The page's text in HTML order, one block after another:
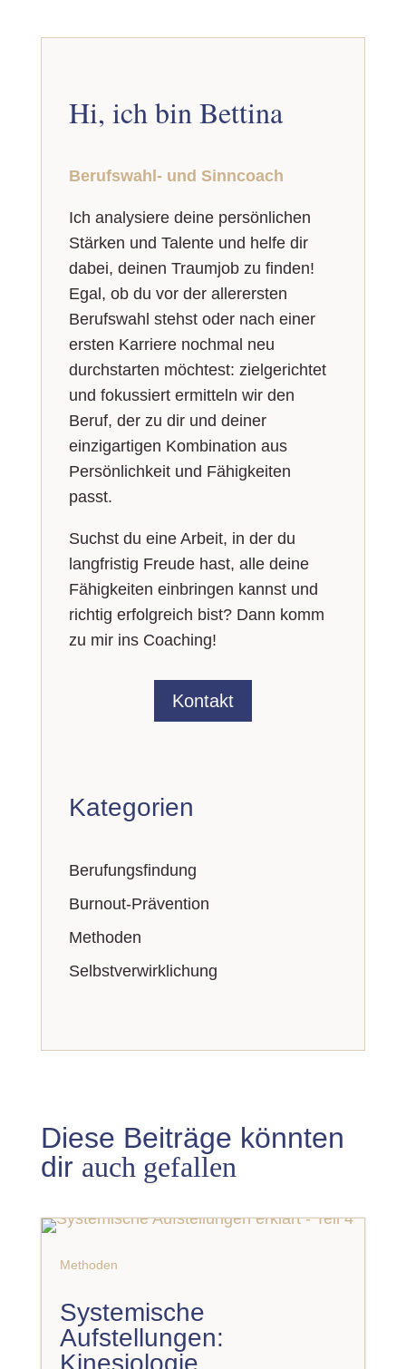
Hi, ich bin Bettina
Berufswahl- und Sinncoach
Ich analysiere deine persönlichen
Stärken und Talente und helfe dir
dabei, deinen Traumjob zu finden!
Egal, ob du vor der allerersten
Berufswahl stehst oder nach einer
ersten Karriere nochmal neu
durchstarten möchtest: zielgerichtet
und fokussiert ermitteln wir den
Beruf, der zu dir und deiner
einzigartigen Kombination aus
Persönlichkeit und Fähigkeiten
passt.
Suchst du eine Arbeit, in der du
langfristig Freude hast, alle deine
Fähigkeiten einbringen kannst und
richtig erfolgreich bist? Dann komm
zu mir ins Coaching!
Kontakt
Kategorien
Berufungs­findung
Burnout-Prävention
Methoden
Selbst­ver­wirk­lichung
Diese Beiträge könnten
dir auch gefallen
Methoden
Systemische
Aufstellungen:
Kinesiologie